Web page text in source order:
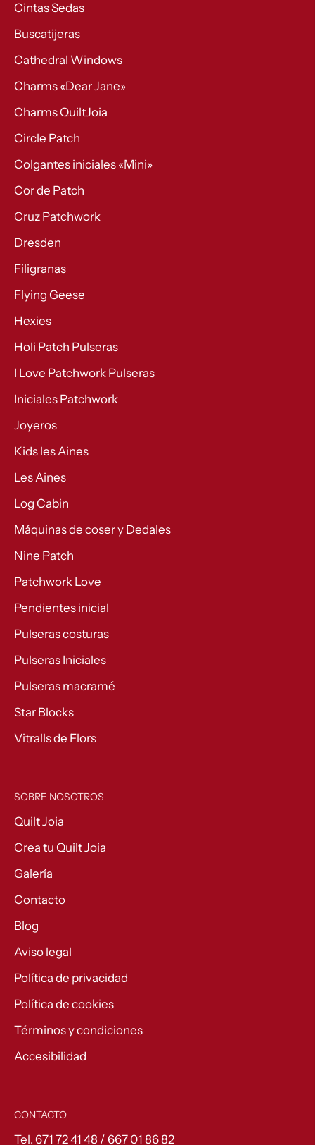
Cintas Sedas
Buscatijeras
Cathedral Windows
Charms «Dear Jane»
Charms QuiltJoia
Circle Patch
Colgantes iniciales «Mini»
Cor de Patch
Cruz Patchwork
Dresden
Filigranas
Flying Geese
Hexies
Holi Patch Pulseras
I Love Patchwork Pulseras
Iniciales Patchwork
Joyeros
Kids les Aines
Les Aines
Log Cabin
Máquinas de coser y Dedales
Nine Patch
Patchwork Love
Pendientes inicial
Pulseras costuras
Pulseras Iniciales
Pulseras macramé
Star Blocks
Vitralls de Flors
SOBRE NOSOTROS
Quilt Joia
Crea tu Quilt Joia
Galería
Contacto
Blog
Aviso legal
Política de privacidad
Política de cookies
Términos y condiciones
Accesibilidad
CONTACTO
Tel. 671 72 41 48 / 667 01 86 82